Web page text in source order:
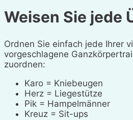
Weisen Sie jede
Ordnen Sie einfach jede Ihrer
vorgeschlagene
zuordnen:
Karo = Kniebeugen
Herz = Liegestütze
Pik = Hampelmänner
Kreuz = Sit-ups